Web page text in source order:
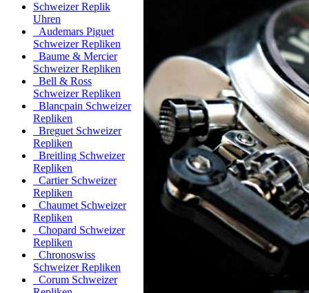
Schweizer Replik
Uhren
Audemars Piguet
Schweizer Repliken
Baume & Mercier
Schweizer Repliken
Bell & Ross
Schweizer Repliken
Blancpain Schweizer
Repliken
Breguet Schweizer
Repliken
Breitling Schweizer
Repliken
Cartier Schweizer
Repliken
Chaumet Schweizer
Repliken
Chopard Schweizer
Repliken
Chronoswiss
Schweizer Repliken
Corum Schweizer